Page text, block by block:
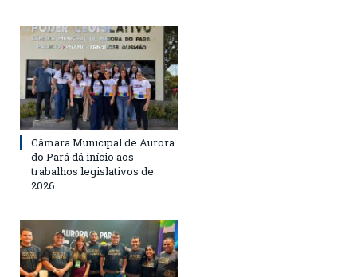
Câmara Municipal de Aurora
do Pará dá início aos
trabalhos legislativos de
2026